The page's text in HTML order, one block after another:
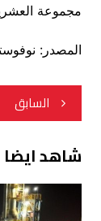
مجموعة
المصدر:
تصفّح
المقالات
السابق
شاهد ايضا